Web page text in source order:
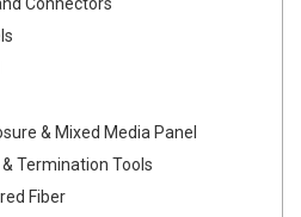
& Mixed Media Panel
Termination Tools
Fiber